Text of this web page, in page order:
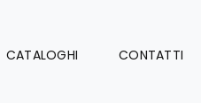
CATALOGHI CONTATTI